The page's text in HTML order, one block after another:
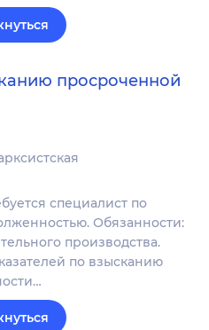
просроченной
специалист по
Обязанности:
производства.
по взысканию